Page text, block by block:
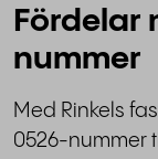
Fördelar
nummer
Med Rinkels
0526-nummer